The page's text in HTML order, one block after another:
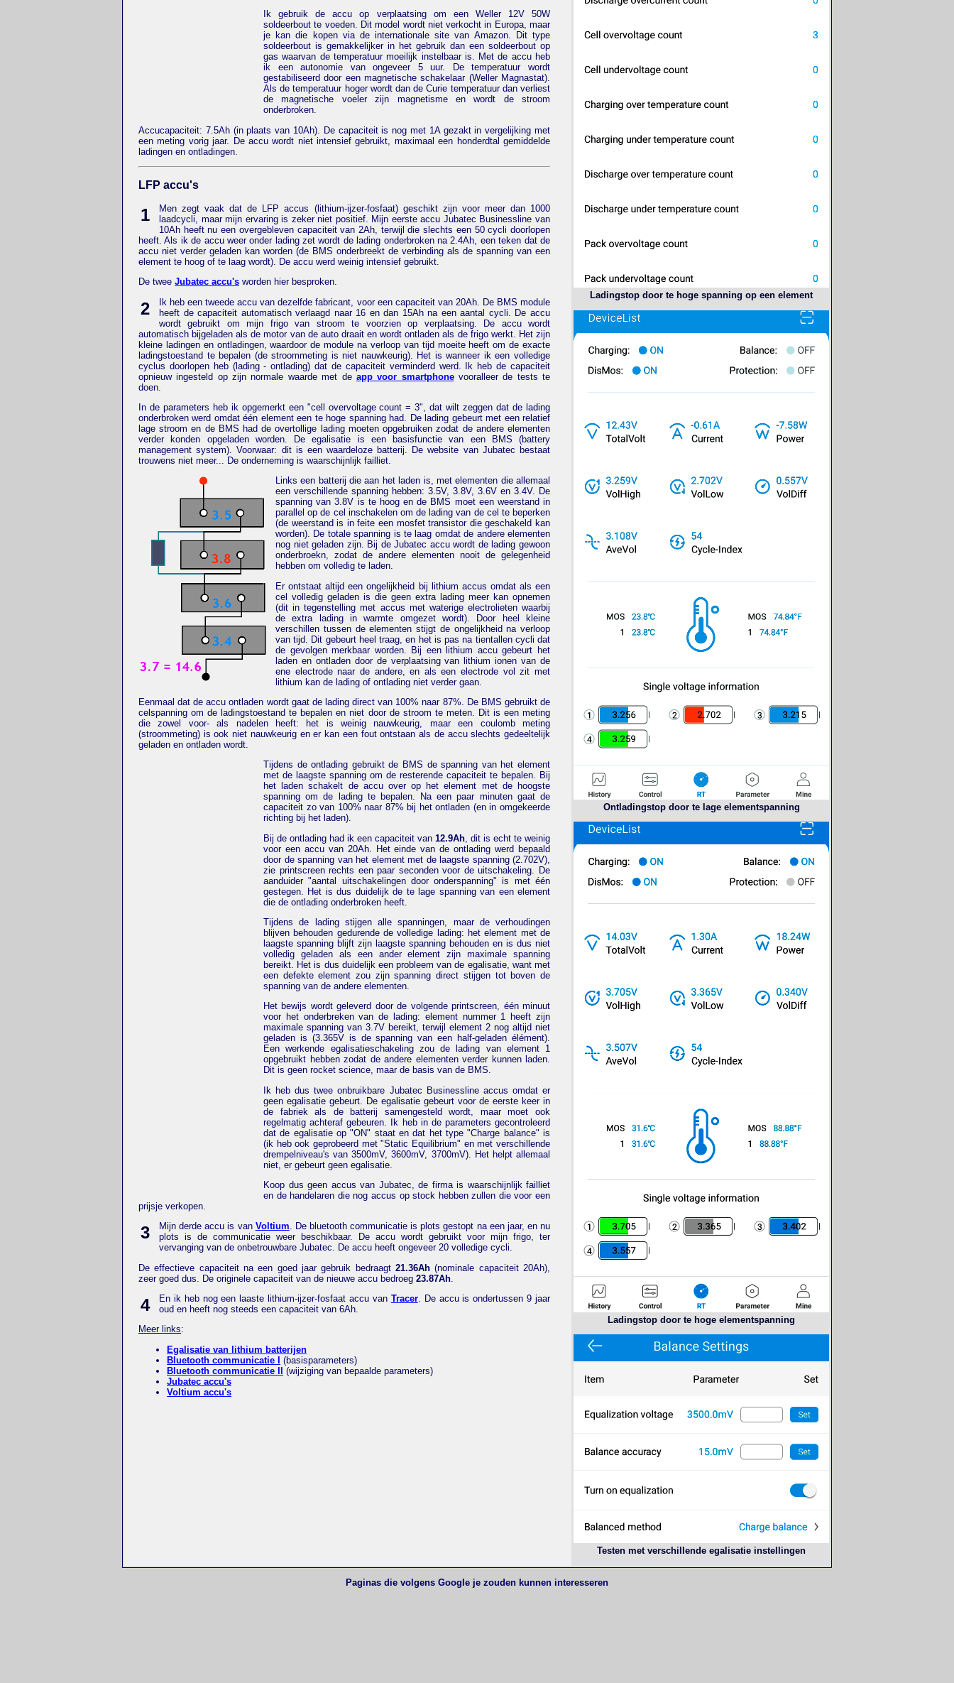
Ik gebruik de accu op verplaatsing om een Weller 12V 50W
soldeerbout te voeden. Dit model wordt niet verkocht in Europa, maar
je kan die kopen via de internationale site van Amazon. Dit type
soldeerbout is gemakkelijker in het gebruik dan een soldeerbout op
gas waarvan de temperatuur moeilijk instelbaar is. Met de accu heb
ik een autonomie van ongeveer 5 uur. De temperatuur wordt
gestabiliseerd door een magnetische schakelaar (Weller Magnastat).
Als de temperatuur hoger wordt dan de Curie temperatuur dan verliest
de magnetische voeler zijn magnetisme en wordt de stroom
onderbroken.
Accucapaciteit: 7.5Ah (in plaats van 10Ah). De capaciteit is nog met 1A gezakt in vergelijking met
een meting vorig jaar. De accu wordt niet intensief gebruikt, maximaal een honderdtal gemiddelde
ladingen en ontladingen.
LFP accu's
1
Men zegt vaak dat de LFP accus (lithium-ijzer-fosfaat) geschikt zijn voor meer dan 1000
laadcycli, maar mijn ervaring is zeker niet positief. Mijn eerste accu Jubatec Businessline van
10Ah heeft nu een overgebleven capaciteit van 2Ah, terwijl die slechts een 50 cycli doorlopen
heeft. Als ik de accu weer onder lading zet wordt de lading onderbroken na 2.4Ah, een teken dat de
accu niet verder geladen kan worden (de BMS onderbreekt de verbinding als de spanning van een
element te hoog of te laag wordt). De accu werd weinig intensief gebruikt.
De twee Jubatec accu's worden hier besproken.
2
Ik heb een tweede accu van dezelfde fabricant, voor een capaciteit van 20Ah. De BMS module
heeft de capaciteit automatisch verlaagd naar 16 en dan 15Ah na een aantal cycli. De accu
wordt gebruikt om mijn frigo van stroom te voorzien op verplaatsing. De accu wordt
automatisch bijgeladen als de motor van de auto draait en wordt ontladen als de frigo werkt. Het zijn
kleine ladingen en ontladingen, waardoor de module na verloop van tijd moeite heeft om de exacte
ladingstoestand te bepalen (de stroommeting is niet nauwkeurig). Het is wanneer ik een volledige
cyclus doorlopen heb (lading - ontlading) dat de capaciteit verminderd werd. Ik heb de capaciteit
opnieuw ingesteld op zijn normale waarde met de app voor smartphonevooralleer de tests te
doen.
In de parameters heb ik opgemerkt een "cell overvoltage count = 3", dat wilt zeggen dat de lading
onderbroken werd omdat één element een te hoge spanning had. De lading gebeurt met een relatief
lage stroom en de BMS had de overtollige lading moeten opgebruiken zodat de andere elementen
verder konden opgeladen worden. De egalisatie is een basisfunctie van een BMS (battery
management system). Voorwaar: dit is een waardeloze batterij. De website van Jubatec bestaat
trouwens niet meer... De onderneming is waarschijnlijk failliet.
Links een batterij die aan het laden is, met elementen die allemaal
een verschillende spanning hebben: 3.5V, 3.8V, 3.6V en 3.4V. De
spanning van 3.8V is te hoog en de BMS moet een weerstand in
parallel op de cel inschakelen om de lading van de cel te beperken
(de weerstand is in feite een mosfet transistor die geschakeld kan
worden). De totale spanning is te laag omdat de andere elementen
nog niet geladen zijn. Bij de Jubatec accu wordt de lading gewoon
onderbroekn, zodat de andere elementen nooit de gelegenheid
hebben om volledig te laden.
Er ontstaat altijd een ongelijkheid bij lithium accus omdat als een
cel volledig geladen is die geen extra lading meer kan opnemen
(dit in tegenstelling met accus met waterige electrolieten waarbij
de extra lading in warmte omgezet wordt). Door heel kleine
verschillen tussen de elementen stijgt de ongelijkheid na verloop
van tijd. Dit gebeurt heel traag, en het is pas na tientallen cycli dat
de gevolgen merkbaar worden. Bij een lithium accu gebeurt het
laden en ontladen door de verplaatsing van lithium ionen van de
ene electrode naar de andere, en als een electrode vol zit met
lithium kan de lading of ontlading niet verder gaan.
Eenmaal dat de accu ontladen wordt gaat de lading direct van 100% naar 87%. De BMS gebruikt de
celspanning om de ladingstoestand te bepalen en niet door de stroom te meten. Dit is een meting
die zowel voor- als nadelen heeft: het is weinig nauwkeurig, maar een coulomb meting
(stroommeting) is ook niet nauwkeurig en er kan een fout ontstaan als de accu slechts gedeeltelijk
geladen en ontladen wordt.
Tijdens de ontlading gebruikt de BMS de spanning van het element
met de laagste spanning om de resterende capaciteit te bepalen. Bij
het laden schakelt de accu over op het element met de hoogste
spanning om de lading te bepalen. Na een paar minuten gaat de
capaciteit zo van 100% naar 87% bij het ontladen (en in omgekeerde
richting bij het laden).
Bij de ontlading had ik een capaciteit van 12.9Ah , dit is echt te weinig
voor een accu van 20Ah. Het einde van de ontlading werd bepaald
door de spanning van het element met de laagste spanning (2.702V),
zie printscreen rechts een paar seconden voor de uitschakeling. De
aanduider "aantal uitschakelingen door onderspanning" is met één
gestegen. Het is dus duidelijk de te lage spanning van een element
die de ontlading onderbroken heeft.
Tijdens de lading stijgen alle spanningen, maar de verhoudingen
blijven behouden gedurende de volledige lading: het element met de
laagste spanning blijft zijn laagste spanning behouden en is dus niet
volledig geladen als een ander element zijn maximale spanning
bereikt. Het is dus duidelijk een probleem van de egalisatie, want met
een defekte element zou zijn spanning direct stijgen tot boven de
spanning van de andere elementen.
Het bewijs wordt geleverd door de volgende printscreen, één minuut
voor het onderbreken van de lading: element nummer 1 heeft zijn
maximale spanning van 3.7V bereikt, terwijl element 2 nog altijd niet
geladen is (3.365V is de spanning van een half-geladen élément).
Een werkende egalisatieschakeling zou de lading van element 1
opgebruikt hebben zodat de andere elementen verder kunnen laden.
Dit is geen rocket science, maar de basis van de BMS.
Ik heb dus twee onbruikbare Jubatec Businessline accus omdat er
geen egalisatie gebeurt. De egalisatie gebeurt voor de eerste keer in
de fabriek als de batterij samengesteld wordt, maar moet ook
regelmatig achteraf gebeuren. Ik heb in de parameters gecontroleerd
dat de egalisatie op "ON" staat en dat het type "Charge balance" is
(ik heb ook geprobeerd met "Static Equilibrium" en met verschillende
drempelniveau's van 3500mV, 3600mV, 3700mV). Het helpt allemaal
niet, er gebeurt geen egalisatie.
Koop dus geen accus van Jubatec, de firma is waarschijnlijk failliet
en de handelaren die nog accus op stock hebben zullen die voor een
prijsje verkopen.
3 Mijn derde accu is van Voltium. De bluetooth communicatie is plots gestopt na een jaar, en nu
plots is de communicatie weer beschikbaar. De accu wordt gebruikt voor mijn frigo, ter
vervanging van de onbetrouwbare Jubatec. De accu heeft ongeveer 20 volledige cycli.
De effectieve capaciteit na een goed jaar gebruik bedraagt 21.36Ah (nominale capaciteit 20Ah),
zeer goed dus. De originele capaciteit van de nieuwe accu bedroeg 23.87Ah
4 En ik heb nog een laaste lithium-ijzer-fosfaat accu van Tracer. De accu is ondertussen 9 jaar
oud en heeft nog steeds een capaciteit van 6Ah.
Meer links:
Egalisatie van lithium batterijen
Bluetooth communicatie I (basisparameters)
Bluetooth communicatie II (wijziging van bepaalde parameters)
Jubatec accu's
Voltium accu's
Ladingstop door te hoge spanning op een element
Ontladingstop door te lage elementspanning
Ladingstop door te hoge elementspanning
Testen met verschillende egalisatie instellingen
Paginas die volgens Google je zouden kunnen interesseren